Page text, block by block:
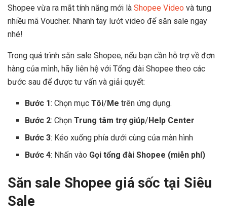
Shopee vừa ra mắt tính năng mới là Shopee Video và tung
nhiều mã Voucher. Nhanh tay lướt video để săn sale ngay
nhé!
Trong quá trình săn sale Shopee, nếu bạn cần hỗ trợ về đơn
hàng của mình, hãy liên hệ với Tổng đài Shopee theo các
bước sau để được tư vấn và giải quyết:
Bước 1: Chọn mụcTôi/Me trên ứng dụng.
Bước 2: ChọnTrung tâm trợ giúp/Help Center
Bước 3: Kéo xuống phía dưới cùng của màn hình
Bước 4: Nhấn vào Gọi tổng đài Shopee (miễn phí)
Săn sale Shopee giá sốc tại Siêu
Sale